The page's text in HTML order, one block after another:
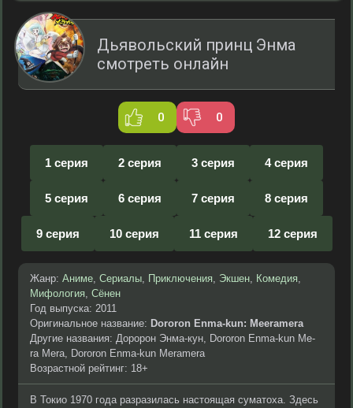
Дьявольский принц Энма
смотреть онлайн
0 0
1 серия 2 серия 3 серия 4 серия
5 серия 6 серия 7 серия 8 серия
9 серия 10 серия 11 серия 12 серия
Жанр: Аниме, Сериалы, Приключения, Экшен, Комедия,
Мифология, Сёнен
Год выпуска: 2011
Оригинальное название: Dororon Enma-kun: Meeramera
Другие названия: Доророн Энма-кун, Dororon Enma-kun Me-
ra Mera, Dororon Enma-kun Meramera
Возрастной рейтинг: 18+
В Токио 1970 года разразилась настоящая суматоха. Здесь